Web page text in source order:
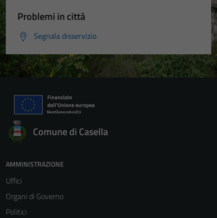
Problemi in città
Segnala disservizio
Comune di Casella
AMMINISTRAZIONE
Uffici
Organi di Governo
Politici